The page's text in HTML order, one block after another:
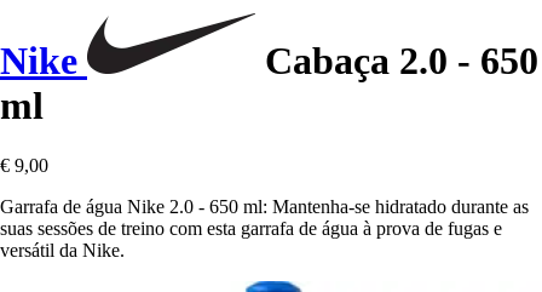
Nike
Cabaça 2.0 - 650
ml
€ 9,00
Garrafa de água Nike 2.0 - 650 ml: Mantenha-se hidratado durante as
suas sessões de treino com esta garrafa de água à prova de fugas e
versátil da Nike.